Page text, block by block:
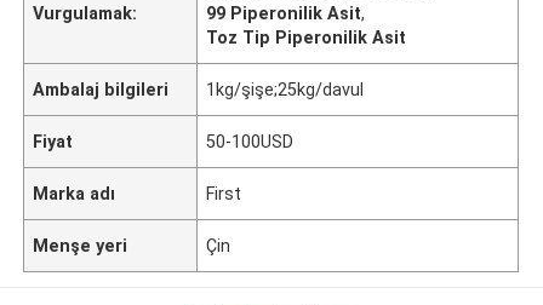
Vurgulamak:
99 Piperonilik Asit,
Toz Tip Piperonilik Asit
Ambalaj bilgileri 1kg/şişe;25kg/davul
Fiyat 50-100USD
Marka adı First
Menşe yeri Çin